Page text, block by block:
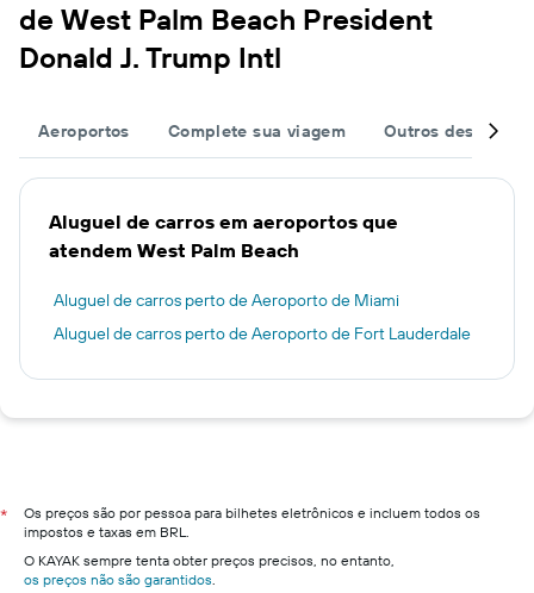
de West Palm Beach President
Donald J. Trump Intl
Aeroportos Complete sua viagem Outros destinos
Aluguel de carros em aeroportos que
atendem West Palm Beach
Aluguel de carros perto de Aeroporto de Miami
Aluguel de carros perto de Aeroporto de Fort Lauderdale
*
Os preços são por pessoa para bilhetes eletrônicos e incluem todos os
impostos e taxas em BRL.
O KAYAK sempre tenta obter preços precisos, no entanto,
os preços não são garantidos.